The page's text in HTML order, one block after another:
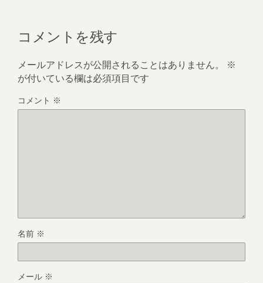
コメントを残す
メールアドレスが公開されることはありません。
※
が付いている欄は必須項目です
コメント ※
名前 ※
メール ※